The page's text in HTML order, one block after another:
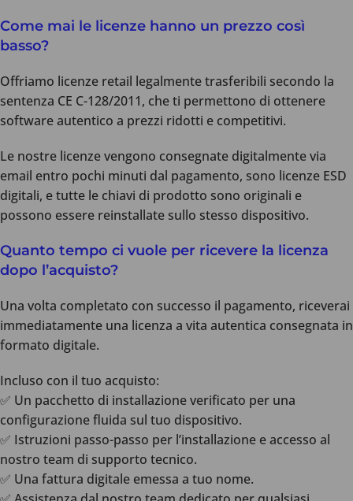
Come mai le licenze hanno un prezzo così
basso?
Offriamo licenze retail legalmente trasferibili secondo la
sentenza CE C-128/2011, che ti permettono di ottenere
software autentico a prezzi ridotti e competitivi.
Le nostre licenze vengono consegnate digitalmente via
email entro pochi minuti dal pagamento, sono licenze ESD
digitali, e tutte le chiavi di prodotto sono originali e
possono essere reinstallate sullo stesso dispositivo.
Quanto tempo ci vuole per ricevere la licenza
dopo l’acquisto?
Una volta completato con successo il pagamento, riceverai
immediatamente una licenza a vita autentica consegnata in
formato digitale.
Incluso con il tuo acquisto:
✅ Un pacchetto di installazione verificato per una
configurazione fluida sul tuo dispositivo.
✅ Istruzioni passo-passo per l’installazione e accesso al
nostro team di supporto tecnico.
✅ Una fattura digitale emessa a tuo nome.